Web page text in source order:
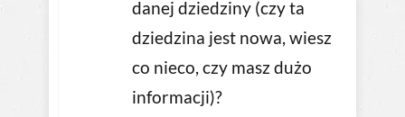
danej dziedziny (czy ta
dziedzina jest nowa, wiesz
co nieco, czy masz dużo
informacji)?